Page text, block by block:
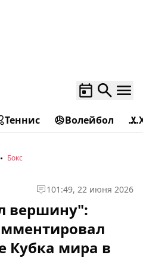
Теннис Волейбол
Бокс
101:49, 22 июня 2026
вершину":
Кубка мира в